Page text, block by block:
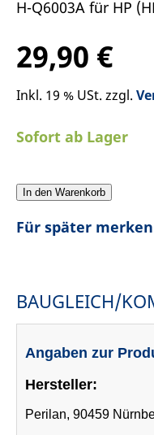
H-Q6003A für HP
29,90 €
Inkl. 19 % USt. zzgl.
Sofort ab Lager
In den Warenkorb
Für später merken
BAUGLEICH/
Angaben zur
Hersteller:
Perilan, 90459